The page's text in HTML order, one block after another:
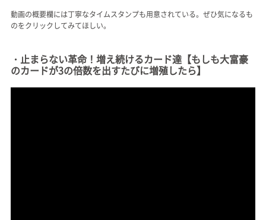
動画の概要欄には丁寧なタイムスタンプも用意されている。ぜひ気になるも
のをクリックしてみてほしい。
・止まらない革命！増え続けるカード達【もしも大富豪
のカードが3の倍数を出すたびに増殖したら】